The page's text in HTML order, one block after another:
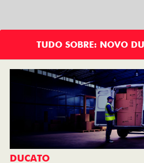
TUDO SOBRE: NOVO
DUCATO